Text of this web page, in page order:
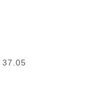
37.05